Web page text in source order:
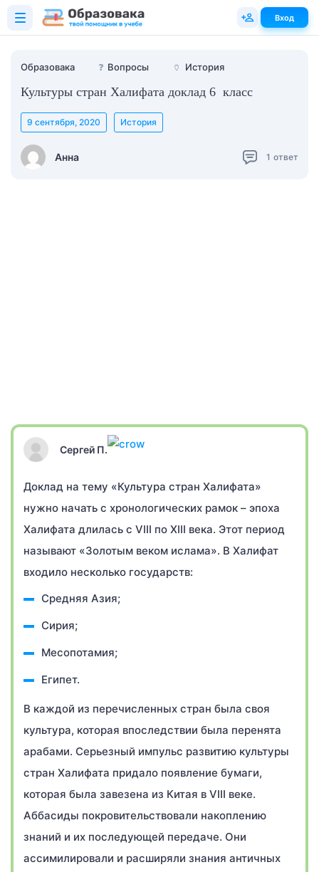
Образовака ❓ Вопросы 🏺 История
Культуры стран Халифата доклад 6 класс
Анна
9 сентября, 2020 История
1 ответ
Сергей П.
Доклад на тему «Культура стран Халифата»
нужно начать с хронологических рамок – эпоха
Халифата длилась с VIII по XIII века. Этот период
называют «Золотым веком ислама». В Халифат
входило несколько государств:
Средняя Азия;
Сирия;
Месопотамия;
Египет.
В каждой из перечисленных стран была своя
культура, которая впоследствии была перенята
арабами. Серьезный импульс развитию культуры
стран Халифата придало появление бумаги,
которая была завезена из Китая в VIII веке.
Аббасиды покровительствовали накоплению
знаний и их последующей передаче. Они
ассимилировали и расширяли знания античных
Вход